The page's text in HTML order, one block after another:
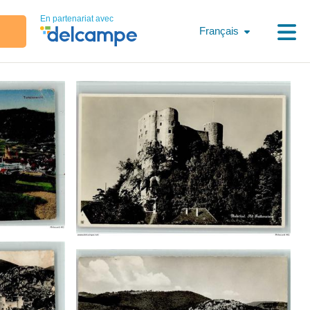
En partenariat avec
Français